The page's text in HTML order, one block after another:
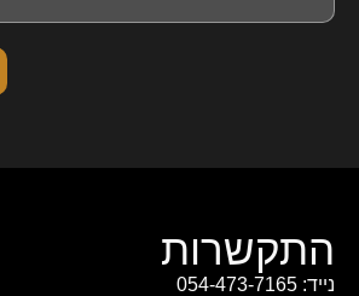
התקשרות
נייד: 054-473-7165